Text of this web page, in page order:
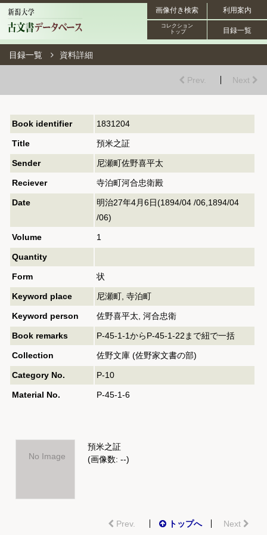
利用案内
画像付き検索
目録一覧
コレクション
トップ
目録一覧 資料詳細
Prev. Next
Book identifier 1831204
Title 預米之証
Sender 尼瀬町佐野喜平太
Reciever 寺泊町河合忠衛殿
Date
明治27年4月6日(1894/04 /06,1894/04
/06)
Volume 1
Quantity
Form 状
Keyword place 尼瀬町, 寺泊町
Keyword person 佐野喜平太, 河合忠衛
Book remarks P-45-1-1からP-45-1-22まで紐で一括
Collection 佐野文庫 (佐野家文書の部)
Category No. P-10
Material No. P-45-1-6
No Image
預米之証
(画像数: --)
Prev. トップへ Next